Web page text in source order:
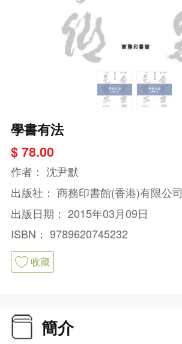
學書有法
$ 78.00
作者： 沈尹默
出版社： 商務印書館(香港)有限公司
出版日期： 2015年03月09日
ISBN： 9789620745232
收藏
簡介